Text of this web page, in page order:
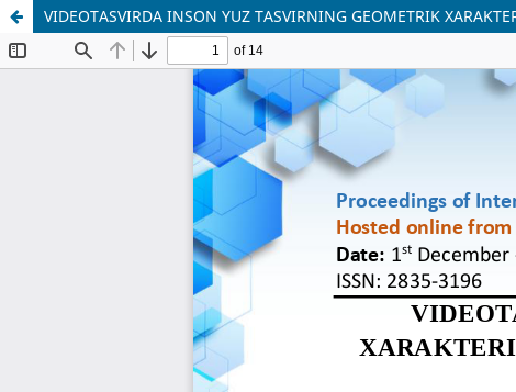
VIDEOTASVIRDA INSON YUZ TASVIRNING GEOMETRIK